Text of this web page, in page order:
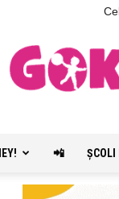
📲 ŞCOLI